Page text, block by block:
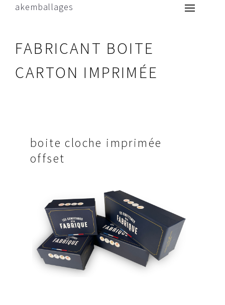
akemballages
FABRICANT BOITE
CARTON IMPRIMÉE
boite cloche imprimée
offset